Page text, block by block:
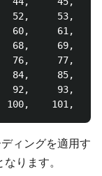
52,     53,
60,     61,
68,     69,
76,     77,
84,     85,
92,     93,
ィングを適用す
ります。